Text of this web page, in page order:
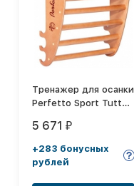
Тренажер для осанки
Perfetto Sport Tutto
5 671 ₽
+283 бонусных
рублей